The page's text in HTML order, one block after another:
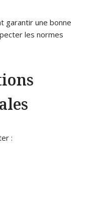
garantir une bonne
les normes
: